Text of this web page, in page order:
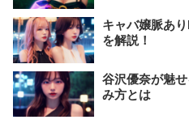
キャバ嬢脈あ
を解説！
谷沢優奈が魅
み方とは